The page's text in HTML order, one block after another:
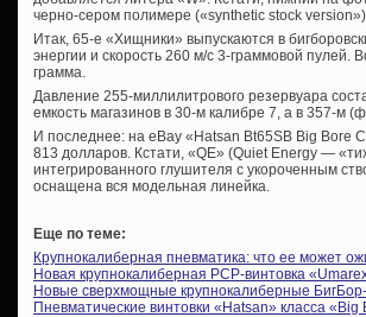
черно-сером полимере («synthetic stock version»).
Итак, 65-е «Хищники» выпускаются в
энергии и скорость 260 м/с 3-граммовой пулей.
грамма.
Давление 255-миллилитрового резервуара
емкость магазинов в 30-м калибре 7, а в 357-м
И последнее: на eBay «Hatsan Bt65SB Big Bore
813 долларов. Кстати, «QE» (Quiet Energy —
интегрированного глушителя с укороченным
оснащена вся модельная линейка.
Еще по теме:
Крупнокалиберная пневматика: что ее может
Новая крупнокалиберная PCP-винтовка
Новые сверхмощные крупнокалиберные
Пневматические винтовки «Hatsan» класса «Big